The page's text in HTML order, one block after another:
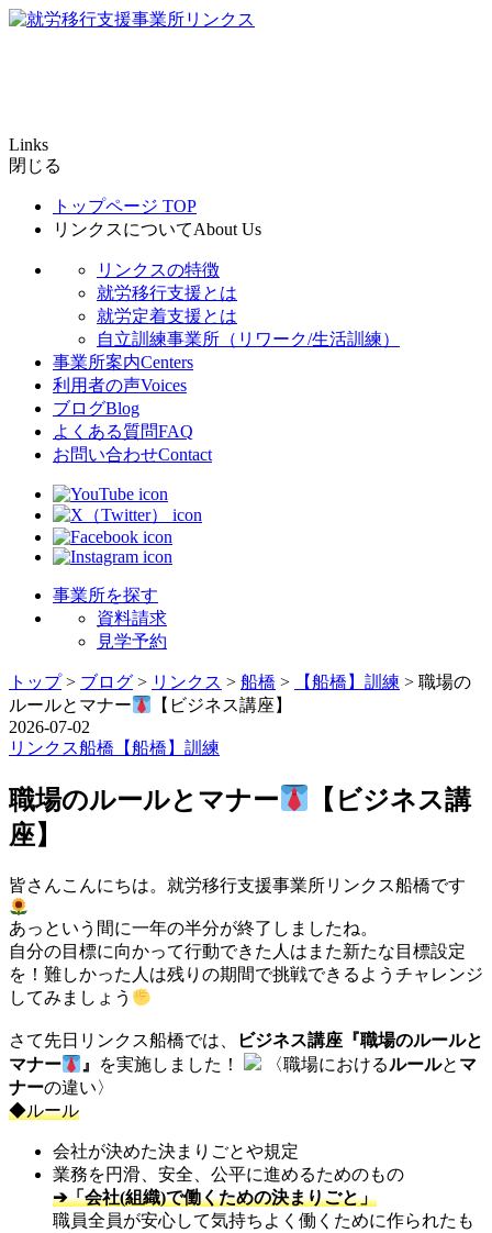
Links
閉じる
トップページ TOP
リンクスについてAbout Us
リンクスの特徴
就労移行支援とは
就労定着支援とは
自立訓練事業所（リワーク/生活訓練）
事業所案内Centers
利用者の声Voices
ブログBlog
よくある質問FAQ
お問い合わせContact
事業所を探す
資料請求
見学予約
トップ> ブログ > リンクス > 船橋 > 【船橋】訓練 > 職場の
ルールとマナー
【ビジネス講座】
2026-07-02
リンクス船橋 【船橋】訓練
職場のルールとマナー
【ビジネス講
座】
皆さんこんにちは。就労移行支援事業所リンクス船橋です
あっという間に一年の半分が終了しましたね。
自分の目標に向かって行動できた人はまた新たな目標設定
を！難しかった人は残りの期間で挑戦できるようチャレンジ
してみましょう
さて先日リンクス船橋では、
ビジネス講座『職場のルールと
マナー
』 を実施しました！ 〈職場におけるルールと マ
ナーの違い〉
◆ルール
会社が決めた決まりごとや規定
業務を円滑、安全、公平に進めるためのもの
➔「会社(組織)で働くための決まりごと」
職員全員が安心して気持ちよく働くために作られたも